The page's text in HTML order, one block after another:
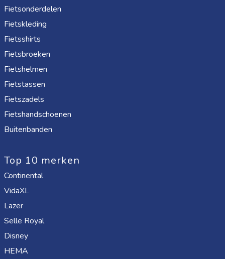
Fietsonderdelen
Fietskleding
Fietsshirts
Fietsbroeken
Fietshelmen
Fietstassen
Fietszadels
Fietshandschoenen
Buitenbanden
Top 10 merken
Continental
VidaXL
Lazer
Selle Royal
Disney
HEMA